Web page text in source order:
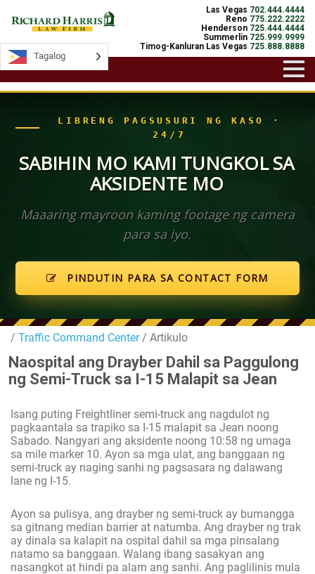
Las Vegas 702.444.4444
Reno 775.222.2222
Henderson 725.444.4444
Summerlin 725.999.9999
Timog-Kanluran Las Vegas 725.888.8888
LIBRENG PAGSUSURI NG KASO ·
24/7
SABIHIN MO KAMI TUNGKOL SA
AKSIDENTE MO
Maaaring mayroon kaming footage ng camera
para sa iyo.
PINDUTIN PARA SA CONTACT FORM
/ Traffic Command Center/ Artikulo
Naospital ang Drayber Dahil sa Paggulong
ng Semi-Truck sa I-15 Malapit sa Jean
Isang puting Freightliner semi-truck ang nagdulot ng
pagkaantala sa trapiko sa I-15 malapit sa Jean noong
Sabado. Nangyari ang aksidente noong 10:58 ng umaga
sa mile marker 10. Ayon sa mga ulat, ang banggaan ng
semi-truck ay naging sanhi ng pagsasara ng dalawang
lane ng I-15.
Ayon sa pulisya, ang drayber ng semi-truck ay bumangga
sa gitnang median barrier at natumba. Ang drayber ng trak
ay dinala sa kalapit na ospital dahil sa mga pinsalang
natamo sa banggaan. Walang ibang sasakyan ang
nasangkot at hindi pa alam ang sanhi. Ang paglilinis mula
Tagalog
Tagalog